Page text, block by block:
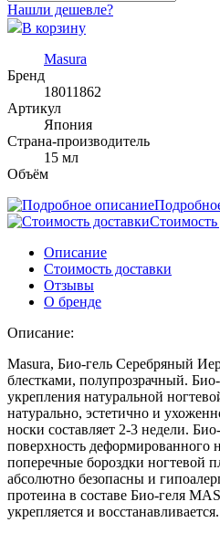
Нашли дешевле?
В корзину
Masura
Бренд
18011862
Артикул
Япония
Страна-производитель
15 мл
Объём
Стоимость
Описание
Стоимость доставки
Отзывы
О бренде
Описание:
Masura, Био-гель Серебряный
блестками, полупрозрачный.
укрепления натуральной
натурально, эстетично и
носки составляет 2-3 недели.
поверхность деформированного
поперечные бороздки ногтевой
абсолютно безопасны и
протеина в составе Био-геля
укрепляется и восстанавливается.